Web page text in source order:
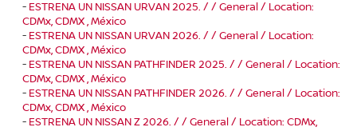
- ESTRENA UN NISSAN URVAN 2025. / / General / Location:
CDMx, CDMX , México
- ESTRENA UN NISSAN URVAN 2026. / / General / Location:
CDMx, CDMX , México
- ESTRENA UN NISSAN PATHFINDER 2025. / / General / Location:
CDMx, CDMX , México
- ESTRENA UN NISSAN PATHFINDER 2026. / / General / Location:
CDMx, CDMX , México
- ESTRENA UN NISSAN Z 2026. / / General / Location: CDMx,